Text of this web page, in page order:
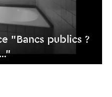
"Bancs publics ?